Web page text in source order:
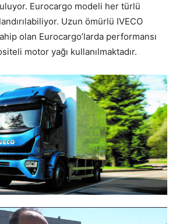
Eurocargo modeli her türlü
Uzun ömürlü IVECO
olan Eurocargo’larda performansı
motor yağı kullanılmaktadır.